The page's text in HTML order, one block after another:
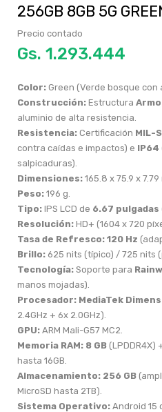
256GB 8GB 5G
Precio contado
Gs.
Color: Green (Verde bosque con
Construcción: Estructura
aluminio de alta resistencia.
Resistencia: Certificación MIL-
contra caídas e impactos) e IP64
salpicaduras).
Dimensiones: 165.8 x 75.9 x 7.79
Peso: 196 g.
Tipo: IPS LCD de 6.67 pulgadas
Resolución: HD+ (1604 x 720
Tasa de Refresco: 120 Hz
Brillo: 625 nits (típico) / 725 nits
Tecnología: Soporte para
manos mojadas).
Procesador: MediaTek
2.4GHz + 6x 2.0GHz).
GPU: ARM Mali-G57 MC2.
Memoria RAM: 8 GB (LPDDR4X)
hasta 16GB.
Almacenamiento: 256 GB
MicroSD hasta 2TB).
Sistema Operativo: Android 15